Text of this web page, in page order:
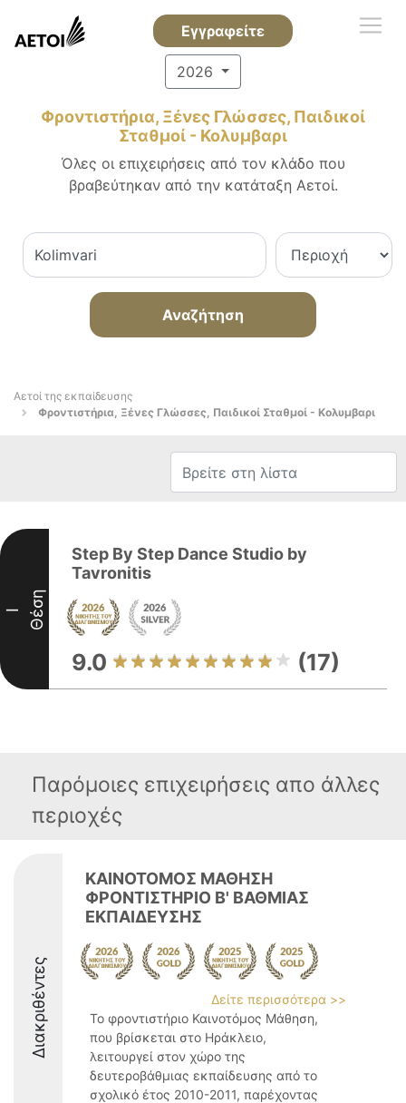
Εγγραφείτε
2026
Φροντιστήρια, Ξένες Γλώσσες, Παιδικοί
Σταθμοί - Κολυμβαρι
Όλες οι επιχειρήσεις από τον κλάδο που
βραβεύτηκαν από την κατάταξη Αετοί.
Αναζήτηση
Αετοί της εκπαίδευσης
Φροντιστήρια, Ξένες Γλώσσες, Παιδικοί Σταθμοί - Κολυμβαρι
I Θέση
Step By Step Dance Studio by
Tavronitis
9.0 (17)
Παρόμοιες επιχειρήσεις απο άλλες
περιοχές
Διακριθέντες
ΚΑΙΝΟΤΟΜΟΣ ΜΑΘΗΣΗ
ΦΡΟΝΤΙΣΤΗΡΙΟ Β' ΒΑΘΜΙΑΣ
ΕΚΠΑΙΔΕΥΣΗΣ
Δείτε περισσότερα >>
Το φροντιστήριο Καινοτόμος Μάθηση,
που βρίσκεται στο Ηράκλειο,
λειτουργεί στον χώρο της
δευτεροβάθμιας εκπαίδευσης από το
σχολικό έτος 2010-2011, παρέχοντας